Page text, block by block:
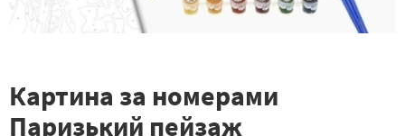
Картина за номерами
Паризький пейзаж